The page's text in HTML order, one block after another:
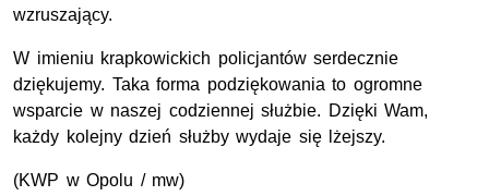
wzruszający.
W imieniu krapkowickich policjantów serdecznie
dziękujemy. Taka forma podziękowania to ogromne
wsparcie w naszej codziennej służbie. Dzięki Wam,
każdy kolejny dzień służby wydaje się lżejszy.
(KWP w Opolu / mw)